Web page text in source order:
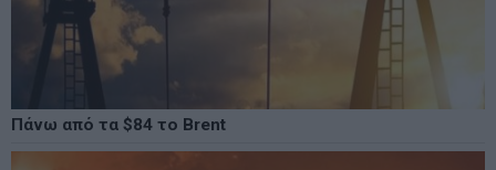
Πάνω από τα $84 το Brent